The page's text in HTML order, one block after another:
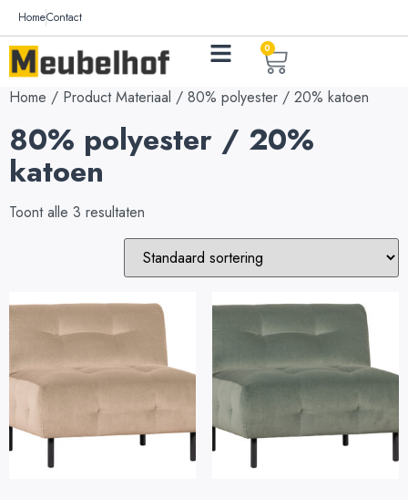
HomeContact
0
Home / Product Materiaal / 80% polyester / 20% katoen
80% polyester / 20%
katoen
Toont alle 3 resultaten